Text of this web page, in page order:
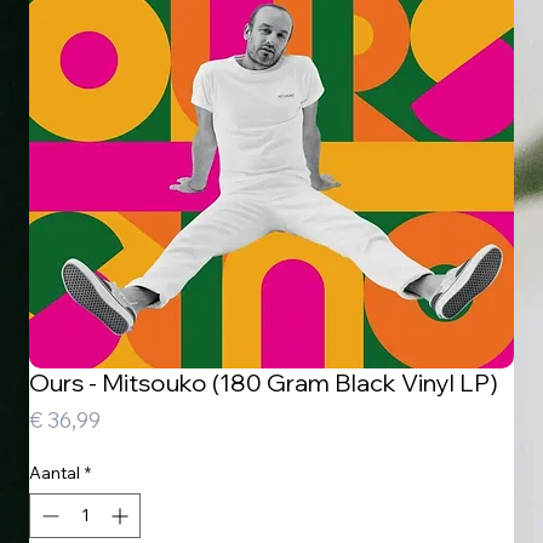
Ours - Mitsouko (180 Gram Black Vinyl LP)
€ 36,99
Aantal *